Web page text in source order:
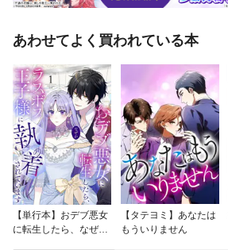
あわせてよく買われている本
【単行本】おデブ悪女
に転生したら、なぜか
【タテヨミ】あなたは
もういりません